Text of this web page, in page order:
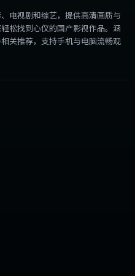
电视剧和综艺，提供高清画质与
松找到心仪的国产影视作品。涵
关推荐，支持手机与电脑流畅观